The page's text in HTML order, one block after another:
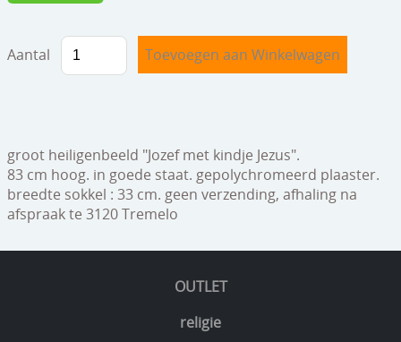
OUTLET
religie
Aantal
groot heiligenbeeld "Jozef met kindje Jezus".
83 cm hoog. in goede staat. gepolychromeerd plaaster.
breedte sokkel : 33 cm. geen verzending, afhaling na
afspraak te 3120 Tremelo